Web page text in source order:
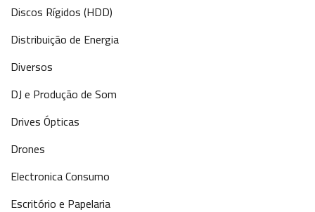
Discos Rígidos (HDD)
Distribuição de Energia
Diversos
DJ e Produção de Som
Drives Ópticas
Drones
Electronica Consumo
Escritório e Papelaria